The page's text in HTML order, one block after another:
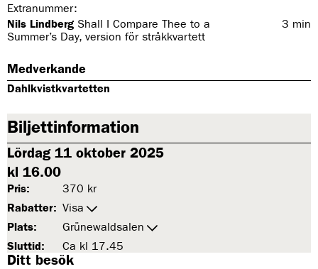
Extranummer:
Nils Lindberg Shall I Compare Thee to a
Summer’s Day, version för stråkkvartett
3 min
Medverkande
Dahlkvistkvartetten
Biljettinformation
Lördag 11 oktober 2025
kl 16.00
Pris:
370 kr
Rabatter: Visa
Plats:
Grünewaldsalen
Sluttid:
Ca kl 17.45
Ditt besök